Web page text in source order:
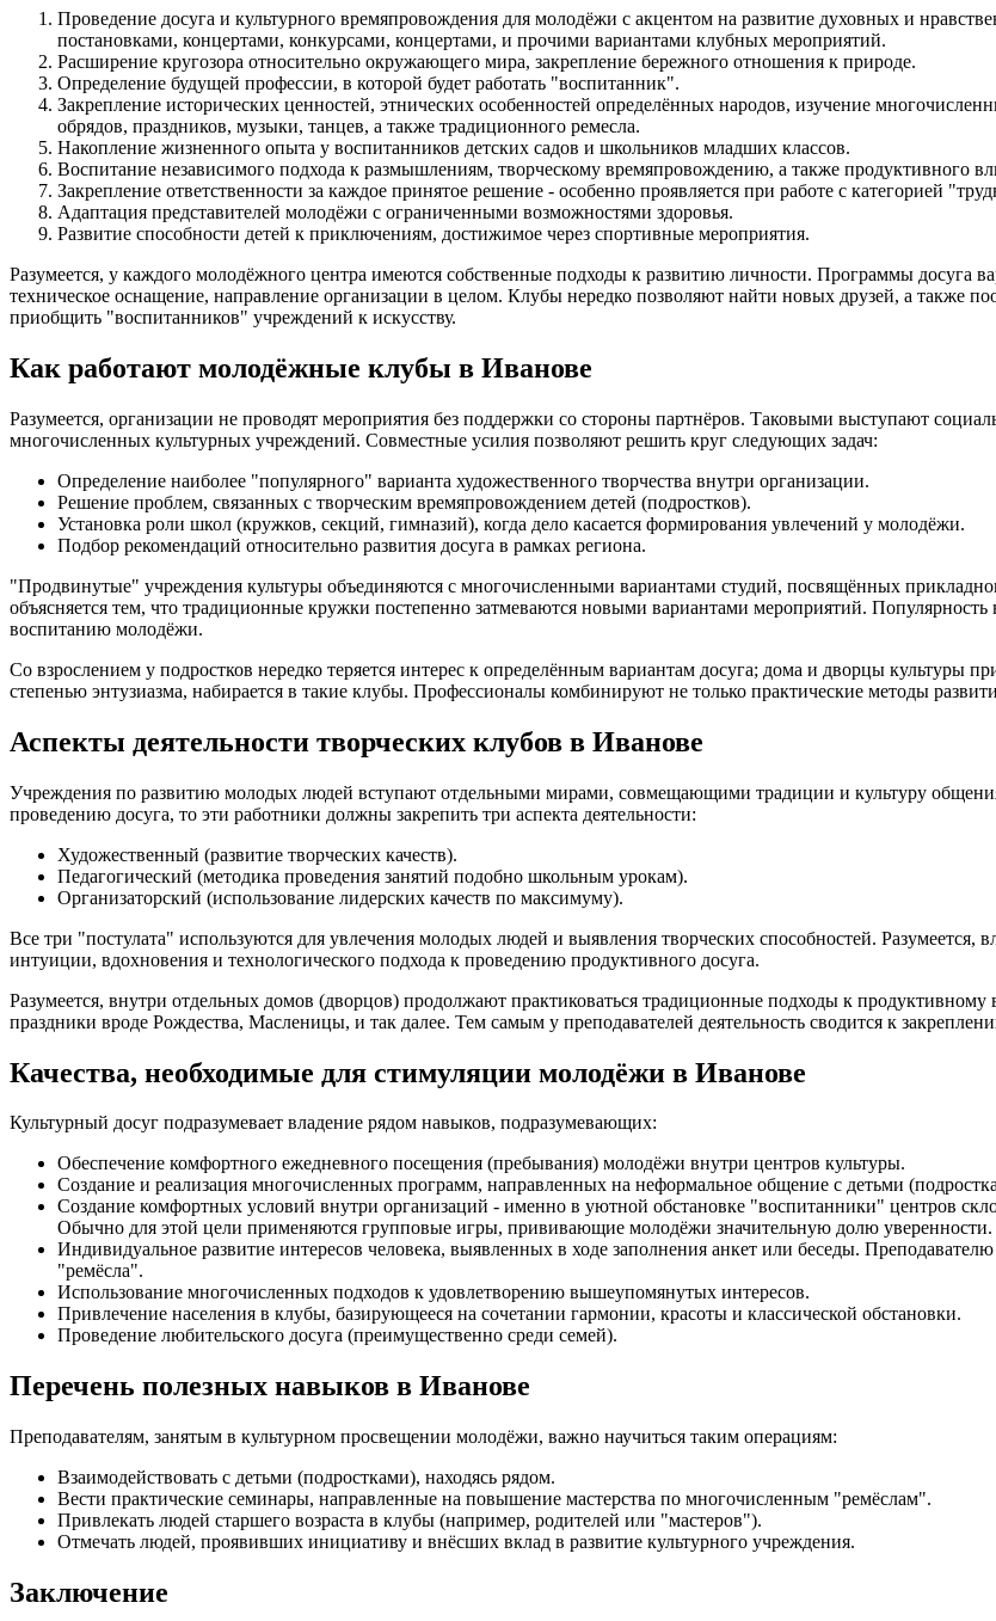
Проведение досуга и культурного времяпровождения для молодёжи с акцентом на развитие духовных и
постановками, концертами, конкурсами, концертами, и прочими вариантами клубных мероприятий.
Расширение кругозора относительно окружающего мира, закрепление бережного отношения к природе.
Определение будущей профессии, в которой будет работать "воспитанник".
Закрепление исторических ценностей, этнических особенностей определённых народов, изучение
обрядов, праздников, музыки, танцев, а также традиционного ремесла.
Накопление жизненного опыта у воспитанников детских садов и школьников младших классов.
Воспитание независимого подхода к размышлениям, творческому времяпровождению, а также продуктивного
Закрепление ответственности за каждое принятое решение - особенно проявляется при работе с категорией
Адаптация представителей молодёжи с ограниченными возможностями здоровья.
Развитие способности детей к приключениям, достижимое через спортивные мероприятия.
Разумеется, у каждого молодёжного центра имеются собственные подходы к развитию личности. Программы досуга
техническое оснащение, направление организации в целом. Клубы нередко позволяют найти новых друзей, а также
приобщить "воспитанников" учреждений к искусству.
Как работают молодёжные клубы в Иванове
Разумеется, организации не проводят мероприятия без поддержки со стороны партнёров. Таковыми выступают
многочисленных культурных учреждений. Совместные усилия позволяют решить круг следующих задач:
Определение наиболее "популярного" варианта художественного творчества внутри организации.
Решение проблем, связанных с творческим времяпровождением детей (подростков).
Установка роли школ (кружков, секций, гимназий), когда дело касается формирования увлечений у молодёжи.
Подбор рекомендаций относительно развития досуга в рамках региона.
"Продвинутые" учреждения культуры объединяются с многочисленными вариантами студий, посвящённых
объясняется тем, что традиционные кружки постепенно затмеваются новыми вариантами мероприятий.
воспитанию молодёжи.
Со взрослением у подростков нередко теряется интерес к определённым вариантам досуга; дома и дворцы
степенью энтузиазма, набирается в такие клубы. Профессионалы комбинируют не только практические методы
Аспекты деятельности творческих клубов в Иванове
Учреждения по развитию молодых людей вступают отдельными мирами, совмещающими традиции и культуру
проведению досуга, то эти работники должны закрепить три аспекта деятельности:
Художественный (развитие творческих качеств).
Педагогический (методика проведения занятий подобно школьным урокам).
Организаторский (использование лидерских качеств по максимуму).
Все три "постулата" используются для увлечения молодых людей и выявления творческих способностей. Разумеется,
интуиции, вдохновения и технологического подхода к проведению продуктивного досуга.
Разумеется, внутри отдельных домов (дворцов) продолжают практиковаться традиционные подходы к
праздники вроде Рождества, Масленицы, и так далее. Тем самым у преподавателей деятельность сводится к
Качества, необходимые для стимуляции молодёжи в Иванове
Культурный досуг подразумевает владение рядом навыков, подразумевающих:
Обеспечение комфортного ежедневного посещения (пребывания) молодёжи внутри центров культуры.
Создание и реализация многочисленных программ, направленных на неформальное общение с детьми
Создание комфортных условий внутри организаций - именно в уютной обстановке "воспитанники" центров
Обычно для этой цели применяются групповые игры, прививающие молодёжи значительную долю уверенности.
Индивидуальное развитие интересов человека, выявленных в ходе заполнения анкет или беседы.
"ремёсла".
Использование многочисленных подходов к удовлетворению вышеупомянутых интересов.
Привлечение населения в клубы, базирующееся на сочетании гармонии, красоты и классической обстановки.
Проведение любительского досуга (преимущественно среди семей).
Перечень полезных навыков в Иванове
Преподавателям, занятым в культурном просвещении молодёжи, важно научиться таким операциям:
Взаимодействовать с детьми (подростками), находясь рядом.
Вести практические семинары, направленные на повышение мастерства по многочисленным "ремёслам".
Привлекать людей старшего возраста в клубы (например, родителей или "мастеров").
Отмечать людей, проявивших инициативу и внёсших вклад в развитие культурного учреждения.
Заключение